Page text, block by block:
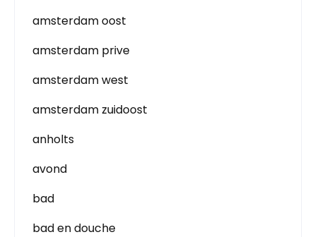
amsterdam oost
amsterdam prive
amsterdam west
amsterdam zuidoost
anholts
avond
bad
bad en douche